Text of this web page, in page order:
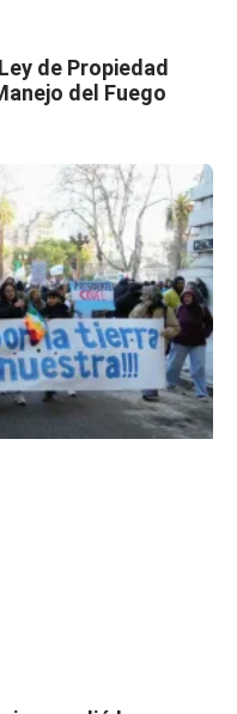
de Propiedad
del Fuego